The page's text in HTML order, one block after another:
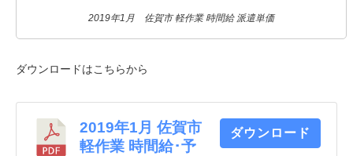
2019年1月 佐賀市 軽作業 時間給 派遣単価
ダウンロードはこちらから
2019年1月 佐賀市
軽作業 時間給･予
ダウンロード